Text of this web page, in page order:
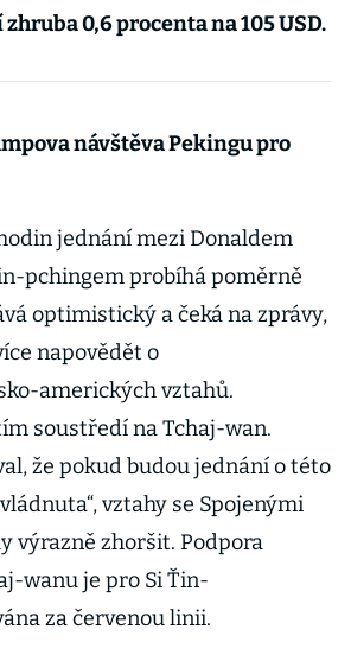
0,6 procenta na 105 USD.
návštěva Pekingu pro
jednání mezi Donaldem
pchingem probíhá poměrně
optimistický a čeká na zprávy,
napovědět o
amerických vztahů.
soustředí na Tchaj-wan.
že pokud budou jednání o této
vztahy se Spojenými
výrazně zhoršit. Podpora
wanu je pro Si Ťin-
za červenou linii.